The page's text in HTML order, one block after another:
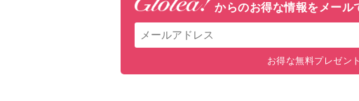
からのお得な情報をメール
お得な無料プレゼン